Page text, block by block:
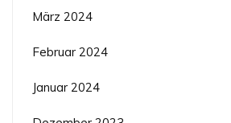
März 2024
Februar 2024
Januar 2024